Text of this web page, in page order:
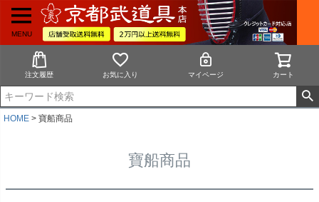
MENU
注文履歴 お気に入り マイページ カート
HOME 寶船商品
寶船商品